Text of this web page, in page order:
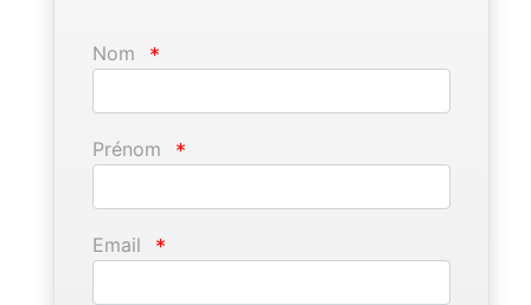
Nom *
Prénom *
Email *